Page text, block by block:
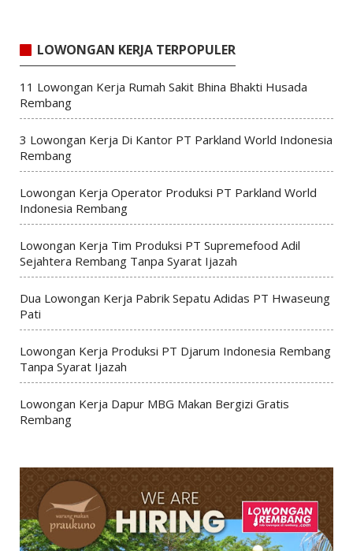
LOWONGAN KERJA TERPOPULER
11 Lowongan Kerja Rumah Sakit Bhina Bhakti Husada
Rembang
3 Lowongan Kerja Di Kantor PT Parkland World Indonesia
Rembang
Lowongan Kerja Operator Produksi PT Parkland World
Indonesia Rembang
Lowongan Kerja Tim Produksi PT Supremefood Adil
Sejahtera Rembang Tanpa Syarat Ijazah
Dua Lowongan Kerja Pabrik Sepatu Adidas PT Hwaseung
Pati
Lowongan Kerja Produksi PT Djarum Indonesia Rembang
Tanpa Syarat Ijazah
Lowongan Kerja Dapur MBG Makan Bergizi Gratis
Rembang